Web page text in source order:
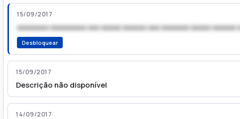
15/09/2017
xxxxxxxx xxxxxxxxx xxx xxxxx xxxxxx xxx xxxxxxx xxxxx xxxxxx
Desbloquear
15/09/2017
Descrição não disponível
14/09/2017